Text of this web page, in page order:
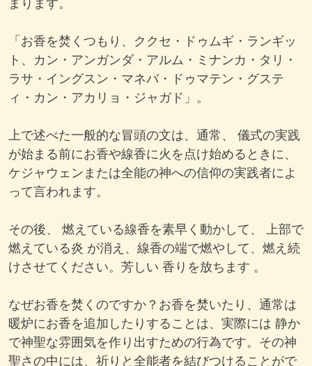
「お香を焚くつもり、ククセ・ドゥムギ・ランギッ
ト、カン・アンガンダ・アルム・ミナンカ・タリ・
ラサ・イングスン・マネバ・ドゥマテン・グステ
ィ・カン・アカリョ・ジャガド」。
上で述べた一般的な冒頭の文は、通常、 儀式の実践
が始まる前にお香や線香に火を点け始めるときに、
ケジャウェンまたは全能の神への信仰の実践者によ
って言われます。
その後、 燃えている線香を素早く動かして、 上部で
燃えている炎 が消え、線香の端で燃やして、燃え続
けさせてください。芳しい 香りを放ちます 。
なぜお香を焚くのですか？お香を焚いたり、通常は
暖炉にお香を追加したりすることは、実際には 静か
で神聖な雰囲気を作り出すための行為です。その神